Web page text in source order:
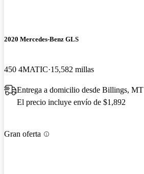
2020 Mercedes-Benz GLS
450 4MATIC 15,582 millas
Entrega a domicilio desde Billings, MT
El precio incluye envío de $1,892
Gran oferta